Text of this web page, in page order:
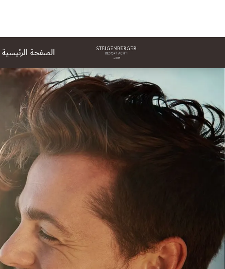
الصفحة الرئيسية